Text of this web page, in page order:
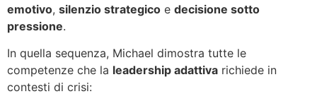
emotivo, silenzio strategico e decisione sotto
pressione.
In quella sequenza, Michael dimostra tutte le
competenze che la leadership adattiva richiede in
contesti di crisi: